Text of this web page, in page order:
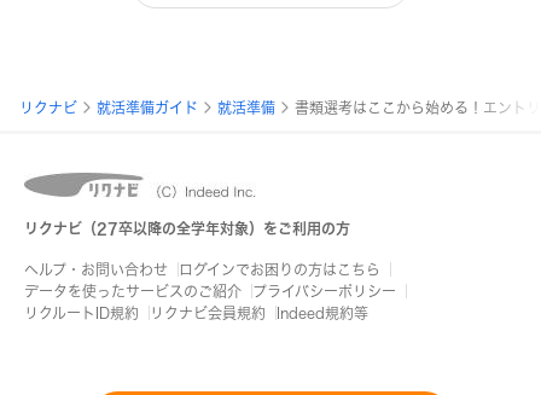
パリクナビ 就活準備ガイド 就活準備 書類選考はここから始める！エント
リクナビ（27卒以降の全学年対象）をご利用の方
ヘルプ・お問い合わせ
ログインでお困りの方はこちら
データを使ったサービスのご紹介
プライバシーポリシー
リクルートID規約
リクナビ会員規約 Indeed規約等